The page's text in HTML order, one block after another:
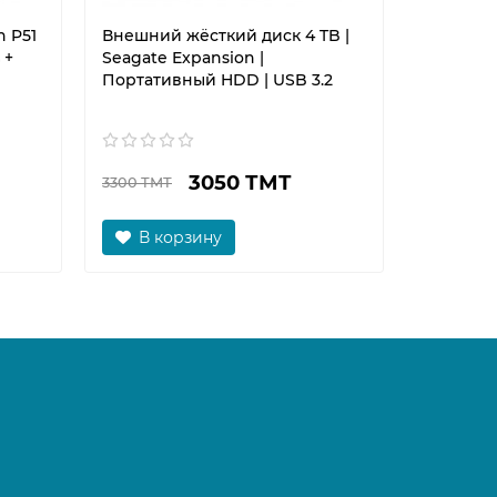
P51
+
Внешний жёсткий диск 4 TB |
Seagate Expansion |
Портативный HDD | USB 3.2
3300 ТМТ 3050 ТМТ
В корзину